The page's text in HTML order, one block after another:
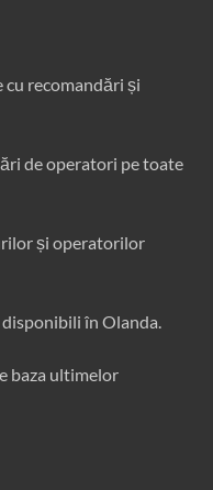
recomandări și
de operatori pe toate
și operatorilor
în Olanda.
baza ultimelor